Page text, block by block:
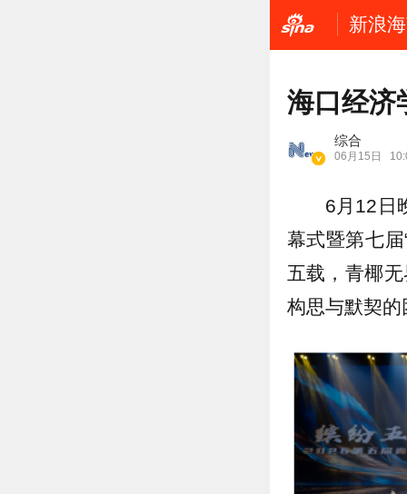
新浪
海口经济
综合
06月15日
6月12日
幕式暨第七
五载，青椰
构思与默契